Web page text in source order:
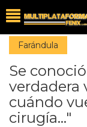
Farándula
Se
verdadera
cuándo
cirugía..."